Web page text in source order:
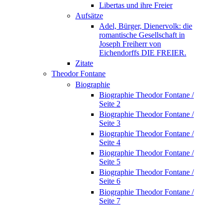
Libertas und ihre Freier
Aufsätze
Adel, Bürger, Dienervolk: die
romantische Gesellschaft in
Joseph Freiherr von
Eichendorffs DIE FREIER.
Zitate
Theodor Fontane
Biographie
Biographie Theodor Fontane /
Seite 2
Biographie Theodor Fontane /
Seite 3
Biographie Theodor Fontane /
Seite 4
Biographie Theodor Fontane /
Seite 5
Biographie Theodor Fontane /
Seite 6
Biographie Theodor Fontane /
Seite 7